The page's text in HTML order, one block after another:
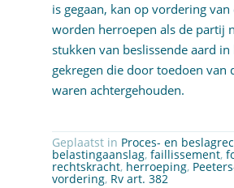
is gegaan, kan op vordering
worden herroepen als de partij
stukken van beslissende aard
gekregen die door toedoen van
waren achtergehouden.
Geplaatst in Proces- en
belastingaanslag, faillissement,
rechtskracht, herroeping,
vordering, Rv art. 382